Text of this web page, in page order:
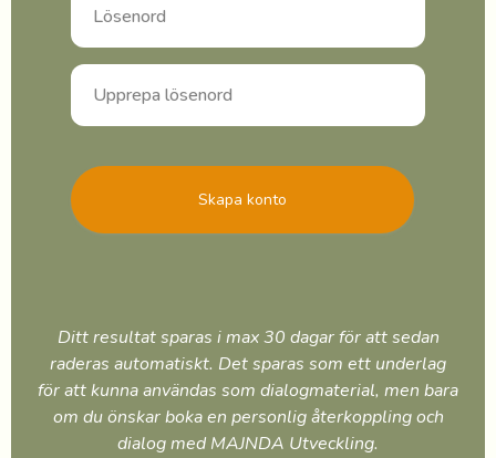
Skapa konto
Ditt resultat sparas i max 30 dagar för att sedan
raderas automatiskt. Det sparas som ett underlag
för att kunna användas som dialogmaterial, men bara
om du önskar boka en personlig återkoppling och
dialog med MAJNDA Utveckling.